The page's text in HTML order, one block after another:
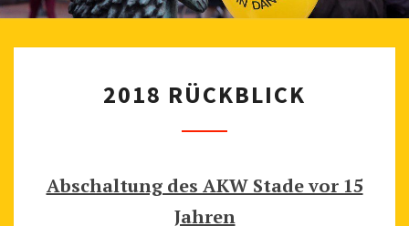
0
Ü
C
2018 RÜCKBLICK
Abschaltung des AKW Stade vor 15
Jahren